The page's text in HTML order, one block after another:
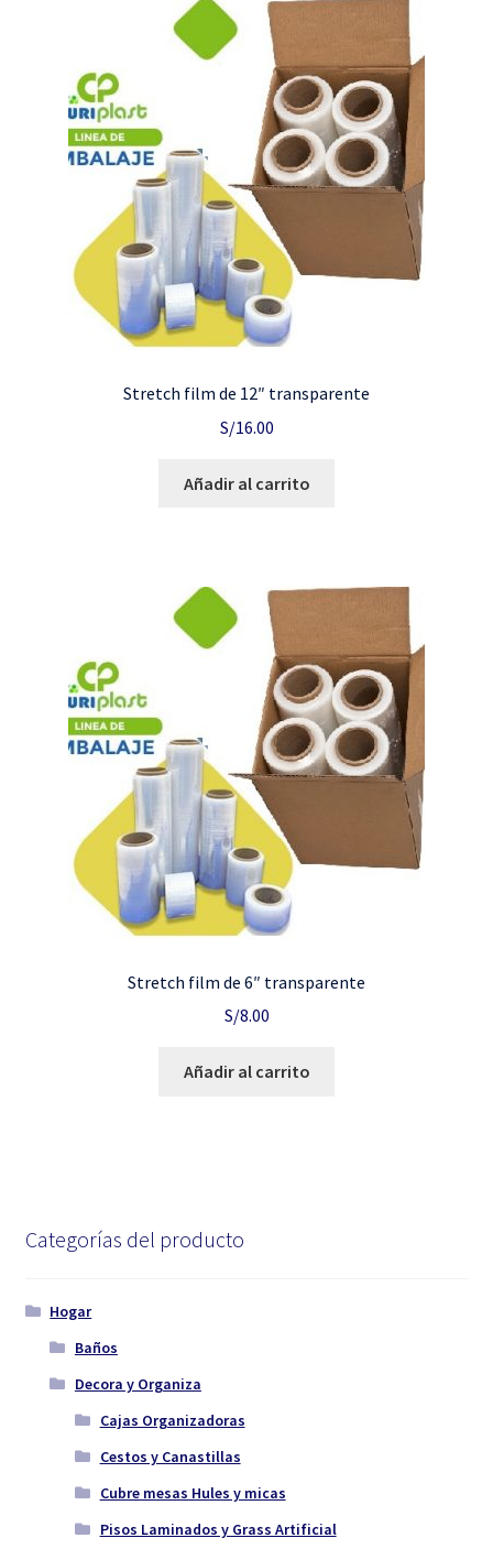
Stretch film de 12″ transparente
S/16.00
Añadir al carrito
Stretch film de 6″ transparente
S/8.00
Añadir al carrito
Categorías del producto
Hogar
Baños
Decora y Organiza
Cajas Organizadoras
Cestos y Canastillas
Cubre mesas Hules y micas
Pisos Laminados y Grass Artificial